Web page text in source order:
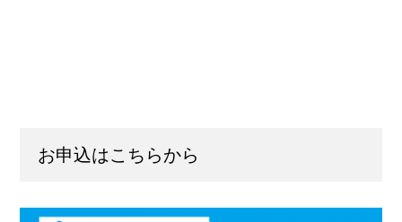
お申込はこちらから